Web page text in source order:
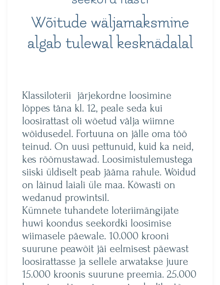
Wõitude wäljamaksmine
algab tulewal kesknädalal
Klassiloterii järjekordne loosimine
lõppes täna kl. 12, peale seda kui
loosirattast oli wõetud välja wiimne
wõidusedel. Fortuuna on jälle oma töö
teinud. On uusi pettunuid, kuid ka neid,
kes rõõmustawad. Loosimistulemustega
siiski üldiselt peab jääma rahule. Wõidud
on läinud laiali üle maa. Kõwasti on
wedanud prowintsil.
Kümnete tuhandete loteriimängijate
huwi koondus seekordki loosimise
wiimasele päewale. 10.000 krooni
suurune peawõit jäi eelmisest päewast
loosirattasse ja sellele arwatakse juure
15.000 kroonis suurune preemia. 25.000